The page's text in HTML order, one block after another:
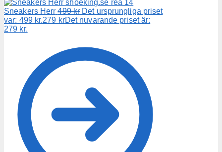
Sneakers Herr 499kr Det ursprungliga priset
var: 499 kr.279 krDet nuvarande priset är:
279 kr.